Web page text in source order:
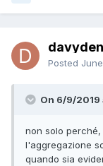
Posted
On 6/9/2019
non solo
l'aggregazione
quando sia